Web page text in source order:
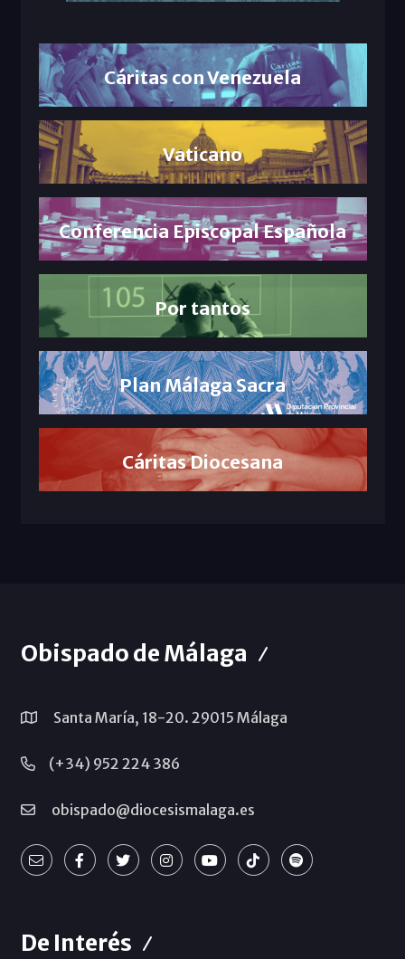
Cáritas con Venezuela
Vaticano
Conferencia Episcopal Española
Por tantos
Plan Málaga Sacra
Cáritas Diocesana
Obispado de Málaga
Santa María, 18-20. 29015 Málaga
(+34) 952 224 386
obispado@diocesismalaga.es
De Interés